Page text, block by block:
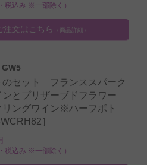
税込み ※一部除く）
注文はこちら （商品詳細）
のセット フランススパーク
ンとプリザーブドフラワー
リングワイン※ハーフボト
］
税込み ※一部除く）